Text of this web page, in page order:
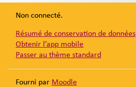
Non connecté.
Résumé de conservation de données
Obtenir l’app mobile
Passer au thème standard
Fourni par Moodle